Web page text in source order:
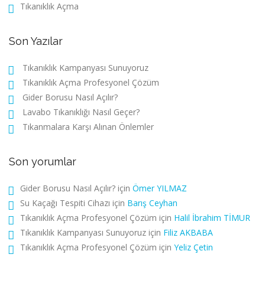
Tıkanıklık Açma
Son Yazılar
Tıkanıklık Kampanyası Sunuyoruz
Tıkanıklık Açma Profesyonel Çözüm
Gider Borusu Nasıl Açılır?
Lavabo Tıkanıklığı Nasıl Geçer?
Tıkanmalara Karşı Alınan Önlemler
Son yorumlar
Gider Borusu Nasıl Açılır?için Ömer YILMAZ
Su Kaçağı Tespiti Cihazı için Barış Ceyhan
Tıkanıklık Açma Profesyonel Çözüm için Halil İbrahim TİMUR
Tıkanıklık Kampanyası Sunuyoruziçin Filiz AKBABA
Tıkanıklık Açma Profesyonel Çözüm için Yeliz Çetin